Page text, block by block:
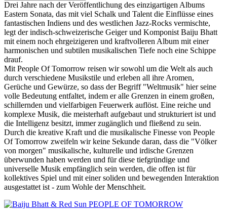
Drei Jahre nach der Veröffentlichung des einzigartigen Albums
Eastern Sonata, das mit viel Schalk und Talent die Einflüsse eines
fantastischen Indiens und des westlichen Jazz-Rocks vermischte,
legt der indisch-schweizerische Geiger und Komponist Baiju Bhatt
mit einem noch ehrgeizigeren und kraftvolleren Album mit einer
harmonischen und subtilen musikalischen Tiefe noch eine Schippe
drauf.
Mit People Of Tomorrow reisen wir sowohl um die Welt als auch
durch verschiedene Musikstile und erleben all ihre Aromen,
Gerüche und Gewürze, so dass der Begriff "Weltmusik" hier seine
volle Bedeutung entfaltet, indem er alle Grenzen in einem großen,
schillernden und vielfarbigen Feuerwerk auflöst. Eine reiche und
komplexe Musik, die meisterhaft aufgebaut und strukturiert ist und
die Intelligenz besitzt, immer zugänglich und fließend zu sein.
Durch die kreative Kraft und die musikalische Finesse von People
Of Tomorrow zweifeln wir keine Sekunde daran, dass die "Völker
von morgen" musikalische, kulturelle und irdische Grenzen
überwunden haben werden und für diese tiefgründige und
universelle Musik empfänglich sein werden, die offen ist für
kollektives Spiel und mit einer soliden und bewegenden Interaktion
ausgestattet ist - zum Wohle der Menschheit.